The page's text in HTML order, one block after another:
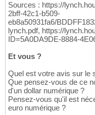
Sources : https://
2bff-42c1-b509-
eb8a50931fa6/
lynch.pdf, https://
ID=5A0DA9DE-8884-
Et vous ?
Quel est votre avis sur le
Que pensez-vous de ce
d'un dollar numérique ?
Pensez-vous qu'il est
euro numérique ?